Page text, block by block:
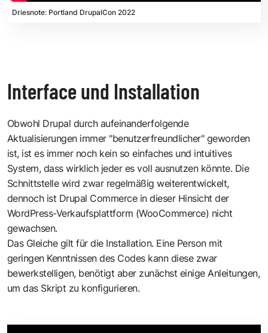
Driesnote: Portland DrupalCon 2022
Interface und Installation
Obwohl Drupal durch aufeinanderfolgende
Aktualisierungen immer "benutzerfreundlicher" geworden
ist, ist es immer noch kein so einfaches und intuitives
System, dass wirklich jeder es voll ausnutzen könnte. Die
Schnittstelle wird zwar regelmäßig weiterentwickelt,
dennoch ist Drupal Commerce in dieser Hinsicht der
WordPress-Verkaufsplattform (WooCommerce) nicht
gewachsen.
Das Gleiche gilt für die Installation. Eine Person mit
geringen Kenntnissen des Codes kann diese zwar
bewerkstelligen, benötigt aber zunächst einige Anleitungen,
um das Skript zu konfigurieren.